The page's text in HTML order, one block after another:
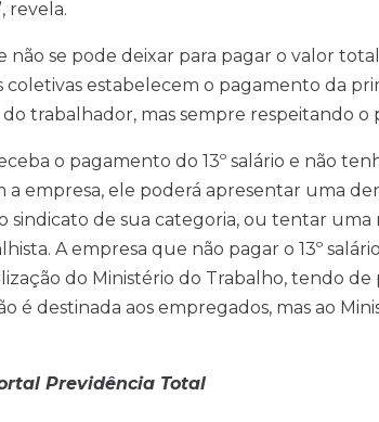
revela.
não se pode deixar para pagar o valor
estabelecem o pagamento da
trabalhador, mas sempre respeitando o
o pagamento do 13º salário e não
empresa, ele poderá apresentar uma
sindicato de sua categoria, ou tentar uma
A empresa que não pagar o 13º
do Ministério do Trabalho, tendo
é destinada aos empregados, mas ao
Previdência Total